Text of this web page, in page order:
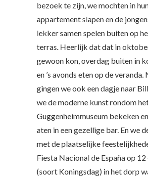
bezoek te zijn, we mochten in
appartement slapen en de
lekker samen spelen buiten op
terras. Heerlijk dat dat in
gewoon kon, overdag buiten in
en ’s avonds eten op de
gingen we ook een dagje naar
we de moderne kunst rondom
Guggenheimmuseum bekeken
aten in een gezellige bar. En we
met de plaatselijke
Fiesta Nacional de España op
(soort Koningsdag) in het dorp